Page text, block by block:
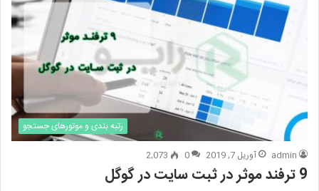
رتبه بندی و موتورهای جستجو
admin آوریل 7, 2019 0
2,073
9 ترفند موثر در ثبت سایت در گوگل